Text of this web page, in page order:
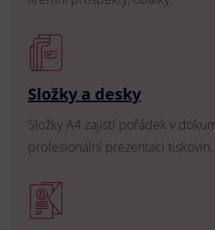
Složky a desky
Složky A4 zajistí pořádek v
profesionální prezentaci tiskovin.